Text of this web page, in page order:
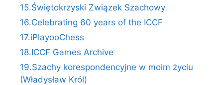
15.Świętokrzyski Związek Szachowy
16.Celebrating 60 years of the ICCF
17.iPlayooChess
18.ICCF Games Archive
19.Szachy korespondencyjne w moim życiu
(Władysław Król)